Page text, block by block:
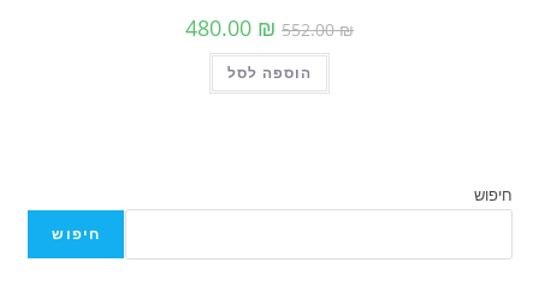
המחיר
המקורי
480.00₪ המחיר
הנוכחי
הוא:
480.00 ₪.